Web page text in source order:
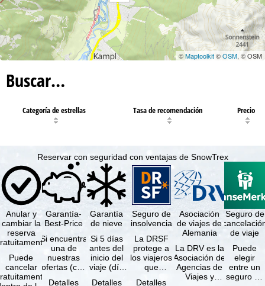
©Maptoolkit©OSM, © OSM
Buscar…
Categoría de estrellas Tasa de recomendación Precio
Reservar con seguridad con ventajas de SnowTrex
Anular y
cambiar la
reserva
Puede
cancelar
Garantía-
Best-Price
Si encuentra
una de
nuestras
ofertas (con
Detalles
Garantía
de nieve
Si 5 días
antes del
inicio del
viaje (día
Detalles
Seguro de
insolvencia
La DRSF
protege a
los viajeros
que
Detalles
Asociación
de viajes de
Alemania
La DRV es la
Asociación de
Agencias de
Viajes y
Seguro de
de viaje
Puede
elegir
entre un
seguro de